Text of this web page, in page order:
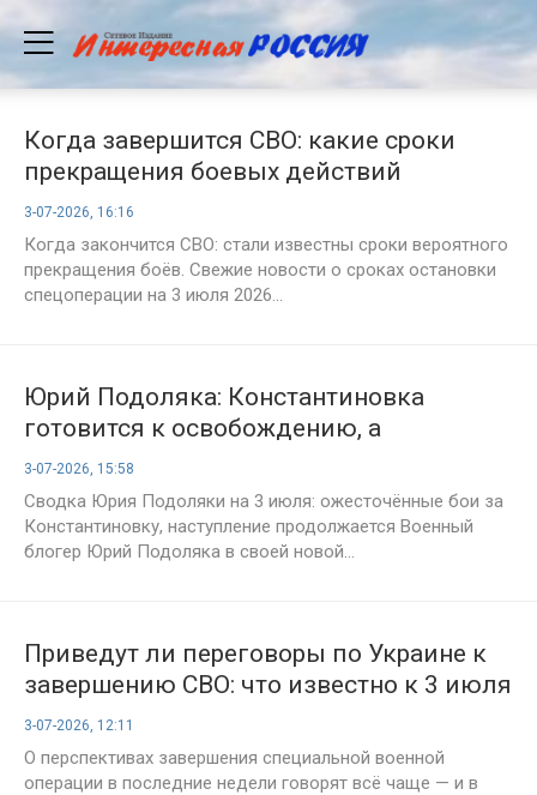
Когда завершится СВО: какие сроки
прекращения боевых действий
называют политики и эксперты.
Последние новости на 3 июля 2026
года
3-07-2026, 16:16
Когда закончится СВО: стали известны сроки вероятного
прекращения боёв. Свежие новости о сроках остановки
спецоперации на 3 июля 2026...
Юрий Подоляка: Константиновка
готовится к освобождению, а
эффективность ударов КАБами
определяет ход наступления, сводка
СВО на вечер 03.07.2026
3-07-2026, 15:58
Сводка Юрия Подоляки на 3 июля: ожесточённые бои за
Константиновку, наступление продолжается Военный
блогер Юрий Подоляка в своей новой...
Приведут ли переговоры по Украине к
завершению СВО: что известно к 3 июля
3-07-2026, 12:11
О перспективах завершения специальной военной
операции в последние недели говорят всё чаще — и в